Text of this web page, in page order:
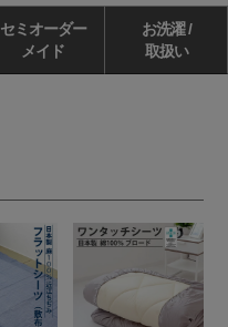
セミオーダー
メイド
お洗濯 /
取扱い